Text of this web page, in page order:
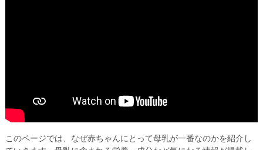
このページでは、なぜ赤ちゃんにとって母乳が一番なのかを紹介し